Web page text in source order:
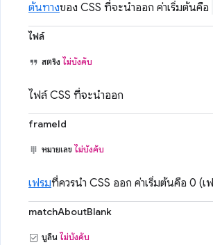
ต้นทางของ CSS ที่จะนำออก ค่าเริ่มต้นคือ
ไฟล์
สตริง ไม่บังคับ
ไฟล์ CSS ที่จะนำออก
frameId
หมายเลข ไม่บังคับ
เฟรมที่ควรนำ CSS ออก ค่าเริ่มต้นคือ 0 (
matchAboutBlank
บูลีน ไม่บังคับ